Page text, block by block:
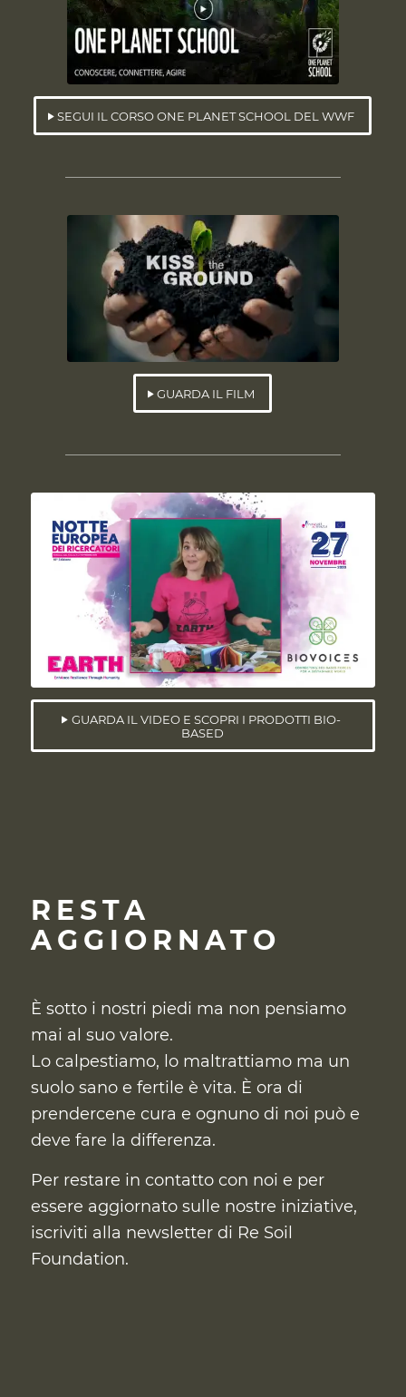
SEGUI IL CORSO ONE PLANET SCHOOL DEL WWF
GUARDA IL FILM
GUARDA IL VIDEO E SCOPRI I PRODOTTI BIO-
BASED
RESTA
AGGIORNATO
È sotto i nostri piedi ma non pensiamo
mai al suo valore.
Lo calpestiamo, lo maltrattiamo ma un
suolo sano e fertile è vita. È ora di
prendercene cura e ognuno di noi può e
deve fare la differenza.
Per restare in contatto con noi e per
essere aggiornato sulle nostre iniziative,
iscriviti alla newsletter di Re Soil
Foundation.